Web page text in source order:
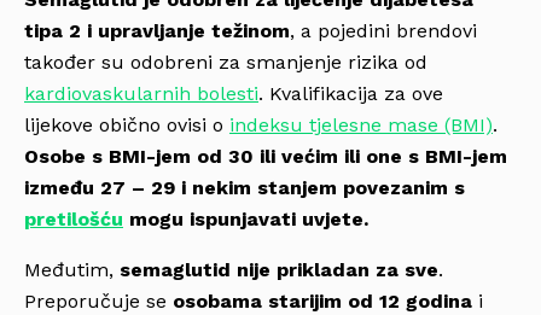
tipa 2 i upravljanje težinom, a pojedini brendovi
također su odobreni za smanjenje rizika od
kardiovaskularnih bolesti. Kvalifikacija za ove
lijekove obično ovisi o indeksu tjelesne mase (BMI).
Osobe s BMI-jem od 30 ili većim ili one s BMI-jem
između 27 – 29 i nekim stanjem povezanim s
pretilošću mogu ispunjavati uvjete.
Međutim, semaglutid nije prikladan za sve.
Preporučuje se osobama starijim od 12 godina i